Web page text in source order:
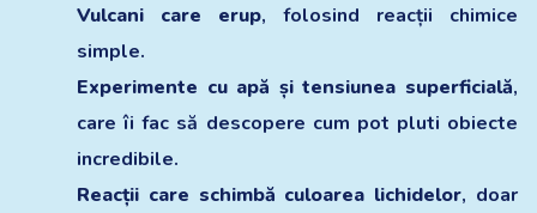
Vulcani care erup, folosind reacții chimice
simple.
Experimente cu apă și tensiunea superficială,
care îi fac să descopere cum pot pluti obiecte
incredibile.
Reacții care schimbă culoarea lichidelor, doar